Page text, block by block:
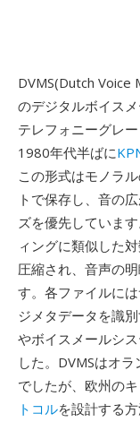
DVMS(Dutch Voice
のデジタルボイス
テレフォニーグレ
1980年代半ばに
この形式はモノラ
トで保存し、音の
ズを優先していま
ィングに類似した
圧縮され、音声の
す。各ファイルに
ジメタデータを識
やボイスメールシ
した。DVMSはオ
でしたが、欧州の
トコルを設計する